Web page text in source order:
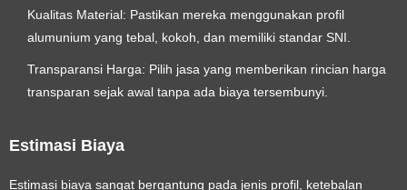
Kualitas Material: Pastikan mereka menggunakan profil
alumunium yang tebal, kokoh, dan memiliki standar SNI.
Transparansi Harga: Pilih jasa yang memberikan rincian harga
transparan sejak awal tanpa ada biaya tersembunyi.
Estimasi Biaya
Estimasi biaya sangat bergantung pada jenis profil, ketebalan